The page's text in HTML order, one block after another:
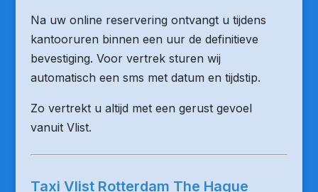
Na uw online reservering ontvangt u tijdens
kantooruren binnen een uur de definitieve
bevestiging. Voor vertrek sturen wij
automatisch een sms met datum en tijdstip.
Zo vertrekt u altijd met een gerust gevoel
vanuit Vlist.
Taxi Vlist Rotterdam The Hague